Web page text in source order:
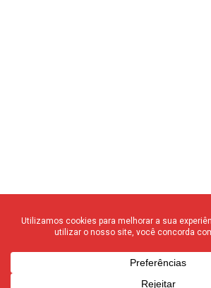
© 2020 F3 Notícias – Todos os direitos reservados